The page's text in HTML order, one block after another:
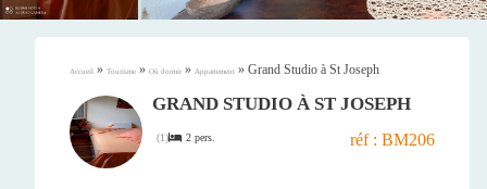
Accueil » Tourisme » Où dormir » Appartement » Grand Studio à St Joseph
GRAND STUDIO À ST JOSEPH
(1) 2 pers. réf : BM206